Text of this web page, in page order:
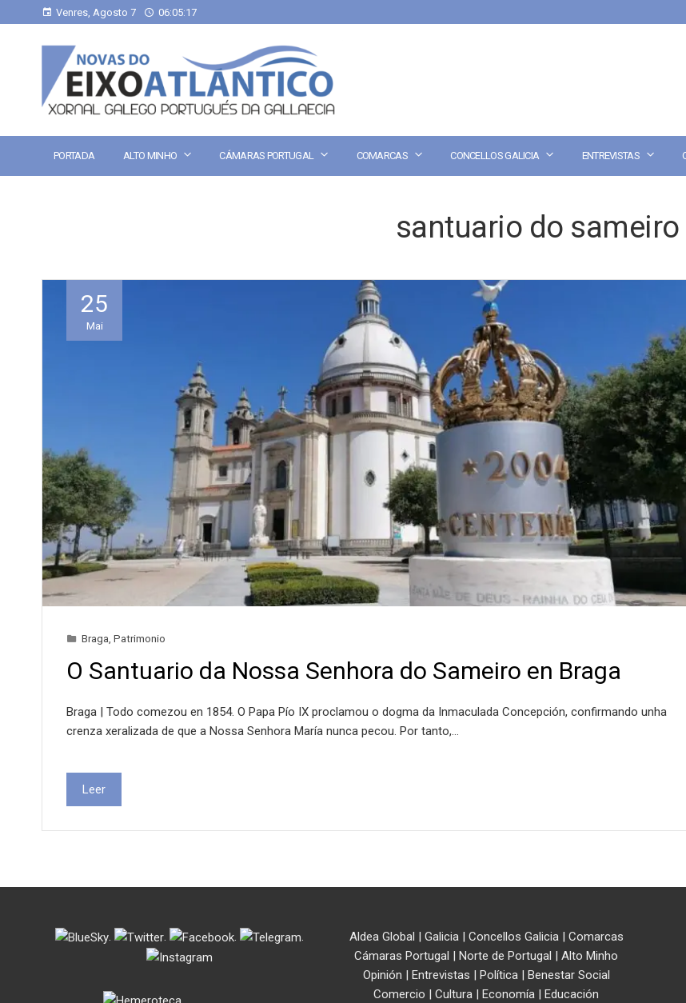
Venres, Agosto 7 06:05:18
PORTADA ALTO MINHO CÁMARAS PORTUGAL COMARCAS CONCELLOS GALICIA ENTREVISTAS
santuario do sameiro
25
Mai
Braga Patrimonio
O Santuario da Nossa Senhora do Sameiro en Braga
Braga | Todo comezou en 1854. O Papa Pío IX proclamou o dogma da Inmaculada Concepción, confirmando unha
crenza xeralizada de que a Nossa Senhora María nunca pecou. Por tanto,…
Leer
. . . . Aldea Global | Galicia| Concellos Galicia| Comarcas
Cámaras Portugal | Norte de Portugal | Alto Minho
Opinión | Entrevistas | Política| Benestar Social
Comercio | Cultura | Economía | Educación